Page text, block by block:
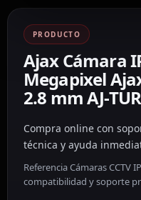
PRODUCTO
Ajax Cámara
Megapixel
2.8 mm AJ-
Compra online con
técnica y ayuda
Referencia Cámaras CCTV
compatibilidad y soporte